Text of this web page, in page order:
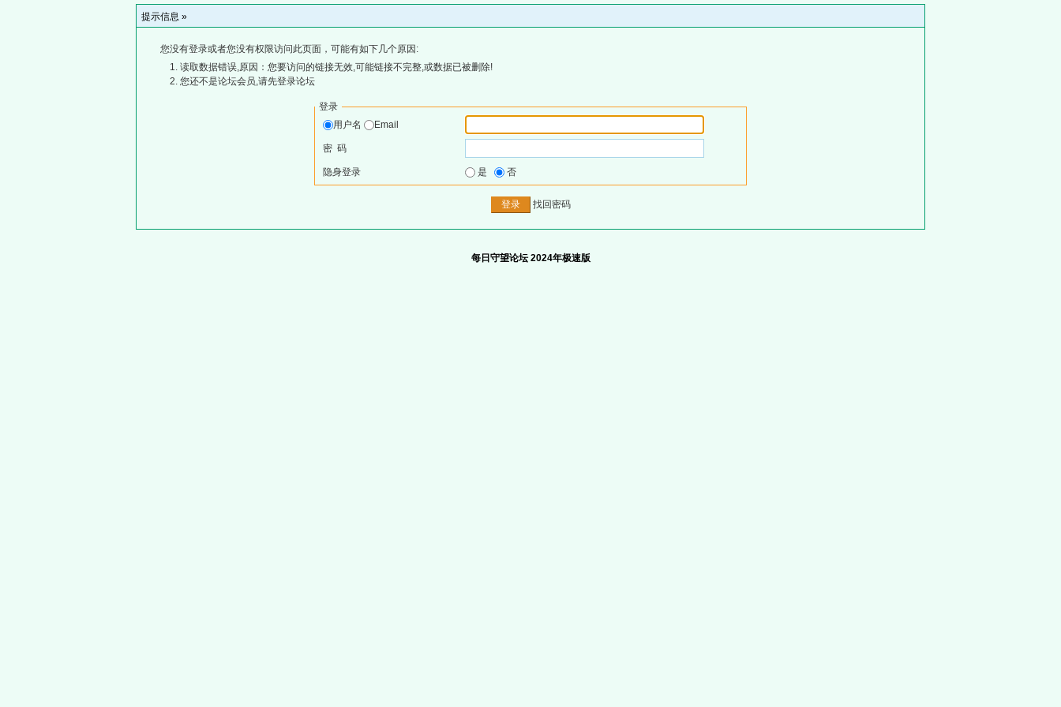
提示信息 »
您没有登录或者您没有权限访问此页面，可能有如下几个原因:
读取数据错误,原因：您要访问的链接无效,可能链接不完整,或数据已被删除!
您还不是论坛会员,请先登录论坛
登录
用户名
Email
密 码
隐身登录 是 否
找回密码
每日守望论坛 2024年极速版